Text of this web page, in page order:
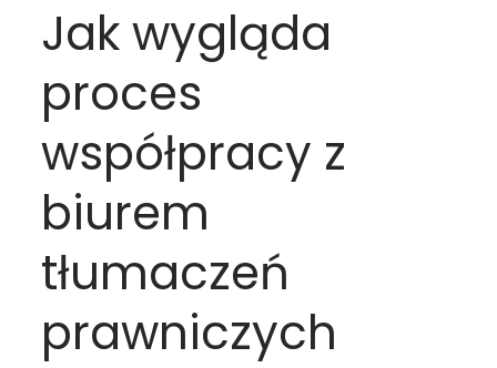
Jak wygląda
proces
współpracy z
biurem
tłumaczeń
prawniczych